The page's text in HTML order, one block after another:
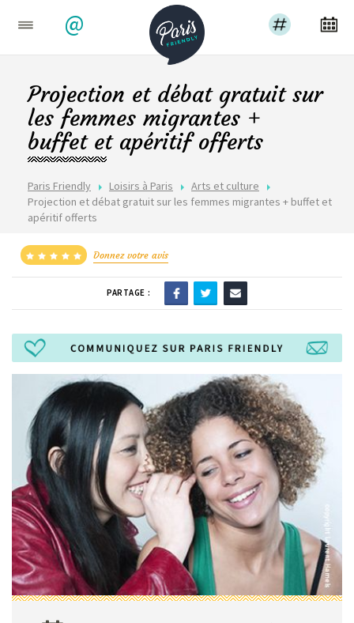
@
Paris Friendly Loisirs à Paris
Arts et culture
Projection et débat gratuit sur les femmes migrantes + buffet et
apéritif offerts
Projection et débat gratuit sur
les femmes migrantes +
buffet et apéritif offerts
Donnez votre avis
PARTAGE :